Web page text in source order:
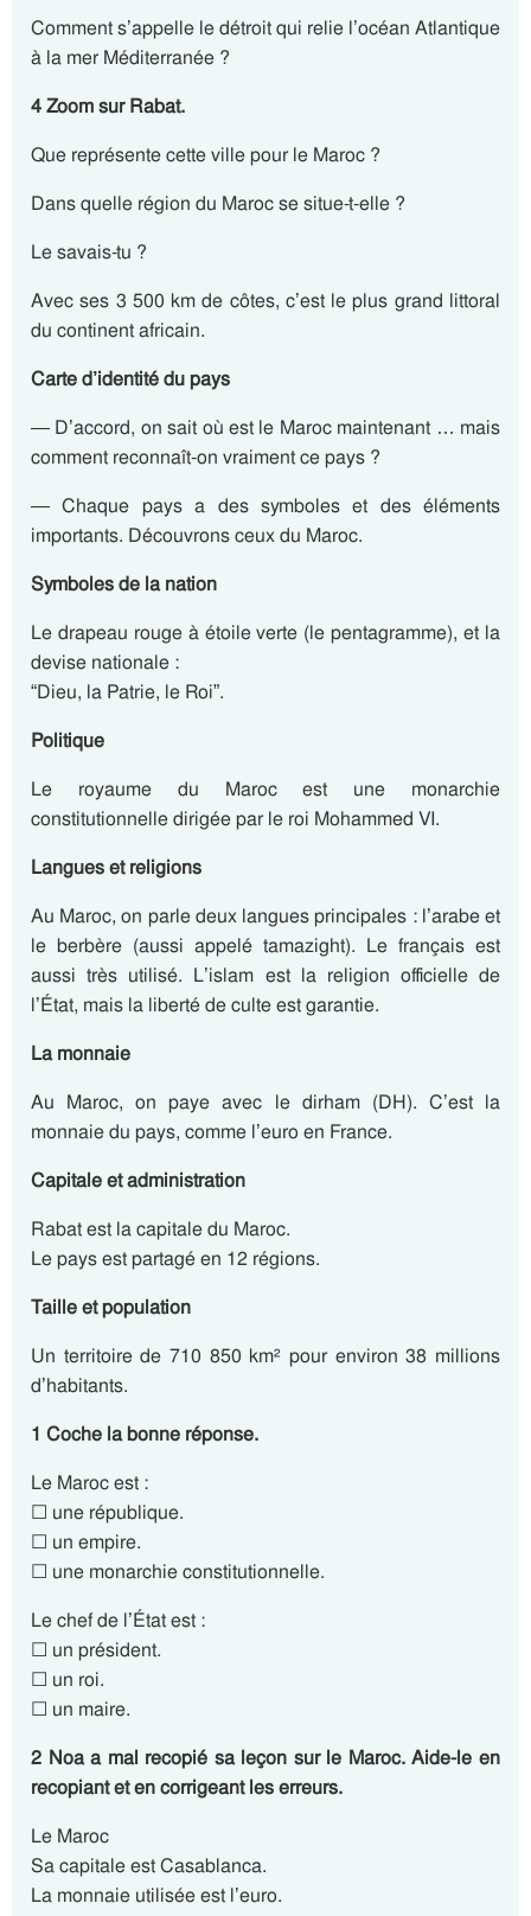
Comment s’appelle le détroit qui relie l’océan Atlantique
à la mer Méditerranée ?
4 Zoom sur Rabat.
Que représente cette ville pour le Maroc ?
Dans quelle région du Maroc se situe-t-elle ?
Le savais-tu ?
Avec ses 3 500 km de côtes, c’est le plus grand littoral
du continent africain.
Carte d’identité du pays
— D’accord, on sait où est le Maroc maintenant … mais
comment reconnaît-on vraiment ce pays ?
— Chaque pays a des symboles et des éléments
importants. Découvrons ceux du Maroc.
Symboles de la nation
Le drapeau rouge à étoile verte (le pentagramme), et la
devise nationale :
“Dieu, la Patrie, le Roi”.
Politique
Le royaume du Maroc est une monarchie
constitutionnelle dirigée par le roi Mohammed VI.
Langues et religions
Au Maroc, on parle deux langues principales : l’arabe et
le berbère (aussi appelé tamazight). Le français est
aussi très utilisé. L’islam est la religion officielle de
l’État, mais la liberté de culte est garantie.
La monnaie
Au Maroc, on paye avec le dirham (DH). C’est la
monnaie du pays, comme l’euro en France.
Capitale et administration
Rabat est la capitale du Maroc.
Le pays est partagé en 12 régions.
Taille et population
Un territoire de 710 850 km² pour environ 38 millions
d’habitants.
1 Coche la bonne réponse.
Le Maroc est :
☐ une république.
☐ un empire.
☐ une monarchie constitutionnelle.
Le chef de l’État est :
☐ un président.
☐ un roi.
☐ un maire.
2 Noa a mal recopié sa leçon sur le Maroc. Aide-le en
recopiant et en corrigeant les erreurs.
Le Maroc
Sa capitale est Casablanca.
La monnaie utilisée est l’euro.